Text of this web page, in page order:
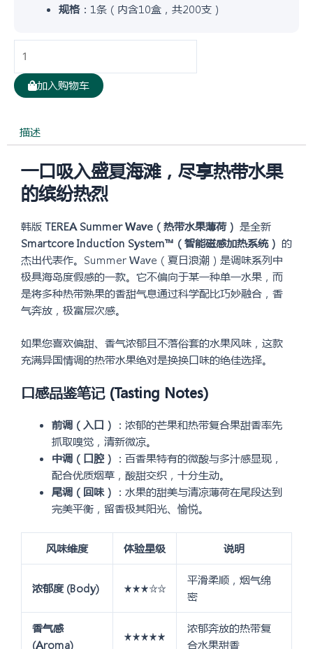
规格：1条（内含10盒，共200支）
TEREA
热
水
果
Summer
Wave
烟
10
盒
装
数
量
加入购物车
描述
一口吸入盛夏海滩，尽享热带水果
的缤纷热烈
韩版 TEREA Summer Wave（热带水果薄荷） 是全新
Smartcore Induction System™（智能磁感加热系统） 的
杰出代表作。Summer Wave（夏日浪潮）是调味系列中
极具海岛度假感的一款。它不偏向于某一种单一水果，而
是将多种热带熟果的香甜气息通过科学配比巧妙融合，香
气奔放，极富层次感。
如果您喜欢偏甜、香气浓郁且不落俗套的水果风味，这款
充满异国情调的热带水果绝对是换换口味的绝佳选择。
口感品鉴笔记 (Tasting Notes)
前调（入口） ：浓郁的芒果和热带复合果甜香率先
抓取嗅觉，清新微凉。
中调（口腔） ：百香果特有的微酸与多汁感显现，
配合优质烟草，酸甜交织，十分生动。
尾调（回味） ：水果的甜美与清凉薄荷在尾段达到
完美平衡，留香极其阳光、愉悦。
风味维度 体验星级 说明
浓郁度 (Body) ★★★☆☆
平滑柔顺，烟气绵
密
香气感
(Aroma)
★★★★★
浓郁奔放的热带复
合水果甜香